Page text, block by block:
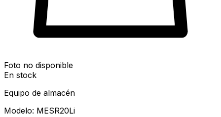
Foto no disponible
En stock
Equipo de almacén
Modelo: MESR20Li